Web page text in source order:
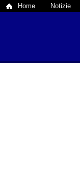
Home Notizie